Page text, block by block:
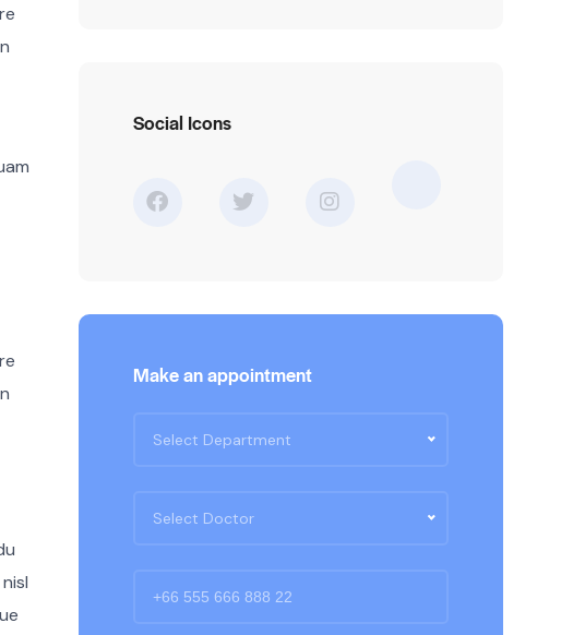
Social Icons
Make an appointment
Select Department
Select Doctor